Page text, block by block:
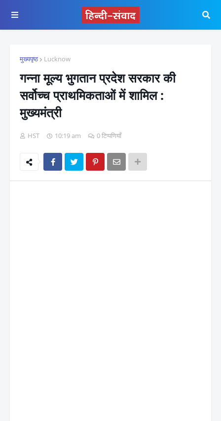
मुख्यपृष्ठ Lucknow
गन्ना मूल्य भुगतान प्रदेश सरकार की
सर्वोच्च प्राथमिकताओं में शामिल :
मुख्यमंत्री
HST 10:19 am 0 टिप्पणियाँ